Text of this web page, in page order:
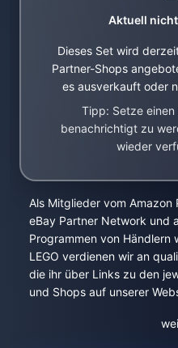
Aktuell
Dieses Set wird
Partner-Shops
es ausverkauft oder
Tipp: Setze einen
benachrichtigt zu
wieder
Als Mitglieder vom Amazon
eBay Partner Network und
Programmen von Händlern
LEGO verdienen wir an
die ihr über Links zu den
und Shops auf unserer